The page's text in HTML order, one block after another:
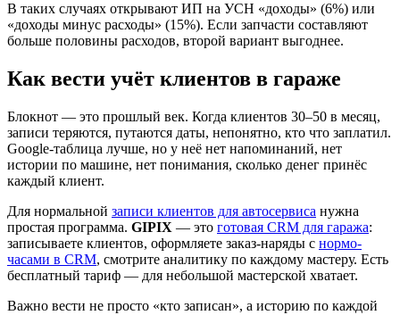
В таких случаях открывают ИП на УСН «доходы» (6%) или
«доходы минус расходы» (15%). Если запчасти составляют
больше половины расходов, второй вариант выгоднее.
Как вести учёт клиентов в гараже
Блокнот — это прошлый век. Когда клиентов 30–50 в месяц,
записи теряются, путаются даты, непонятно, кто что заплатил.
Google-таблица лучше, но у неё нет напоминаний, нет
истории по машине, нет понимания, сколько денег принёс
каждый клиент.
Для нормальной записи клиентов для автосервиса нужна
простая программа. GIPIX — это готовая CRM для гаража:
записываете клиентов, оформляете заказ-наряды с нормо-
часами в CRM, смотрите аналитику по каждому мастеру. Есть
бесплатный тариф — для небольшой мастерской хватает.
Важно вести не просто «кто записан», а историю по каждой